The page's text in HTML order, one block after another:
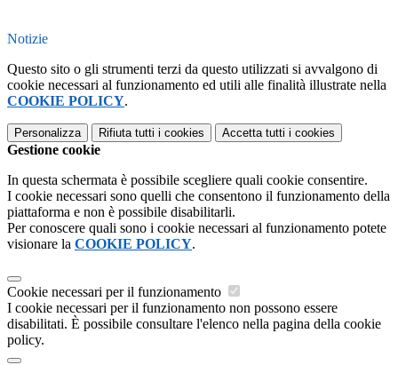
Notizie
Questo sito o gli strumenti terzi da questo utilizzati si avvalgono di
cookie necessari al funzionamento ed utili alle finalità illustrate nella
COOKIE POLICY.
Personalizza Rifiuta tutti i cookies Accetta tutti i cookies
Gestione cookie
In questa schermata è possibile scegliere quali cookie consentire.
I cookie necessari sono quelli che consentono il funzionamento della
piattaforma e non è possibile disabilitarli.
Per conoscere quali sono i cookie necessari al funzionamento potete
visionare la COOKIE POLICY.
Cookie necessari per il funzionamento
I cookie necessari per il funzionamento non possono essere
disabilitati. È possibile consultare l'elenco nella pagina della cookie
policy.